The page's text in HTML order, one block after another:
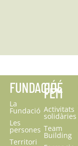
FUNDACIÓ
La
Fundació
Les
persones
Territori
QUÉ
FEM
Activitats
solidàries
Team
Building